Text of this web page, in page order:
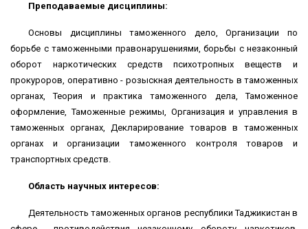
Преподаваемые дисциплины:
Основы дисциплины таможенного дело, Организации по
борьбе с таможенными правонарушениями, борьбы с незаконный
оборот наркотических средств психотропных веществ и
прокуроров, оперативно - розыскная деятельность в таможенных
органах, Теория и практика таможенного дела, Таможенное
оформление, Таможенные режимы, Организация и управления в
таможенных органах, Декларирование товаров в таможенных
органах и организации таможенного контроля товаров и
транспортных средств.
Область научных интересов:
Деятельность таможенных органов республики Таджикистан в